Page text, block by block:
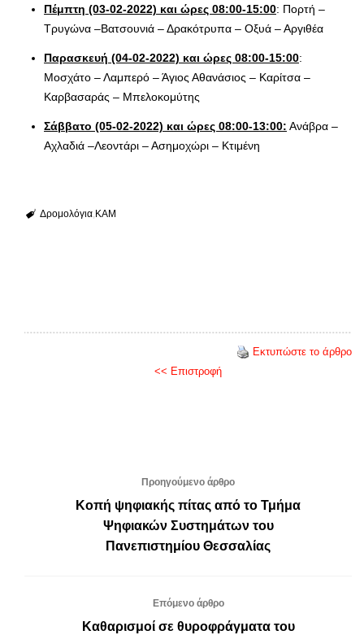
Πέμπτη (03-02-2022) και ώρες 08:00-15:00: Πορτή –
Τρυγώνα –Βατσουνιά – Δρακότρυπα – Οξυά – Αργιθέα
Παρασκευή (04-02-2022) και ώρες 08:00-15:00:
Μοσχάτο – Λαμπερό – Άγιος Αθανάσιος – Καρίτσα –
Καρβασαράς – Μπελοκομύτης
Σάββατο (05-02-2022) και ώρες 08:00-13:00: Ανάβρα –
Αχλαδιά –Λεοντάρι – Ασημοχώρι – Κτιμένη
Δρομολόγια ΚΑΜ
Εκτυπώστε το άρθρο
<< Επιστροφή
Προηγούμενο άρθρο
Κοπή ψηφιακής πίτας από το Τμήμα
Ψηφιακών Συστημάτων του
Πανεπιστημίου Θεσσαλίας
Επόμενο άρθρο
Καθαρισμοί σε θυροφράγματα του